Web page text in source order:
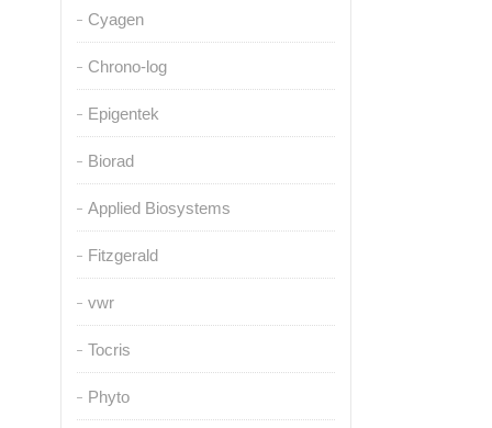
Cyagen
Chrono-log
Epigentek
Biorad
Applied Biosystems
Fitzgerald
vwr
Tocris
Phyto